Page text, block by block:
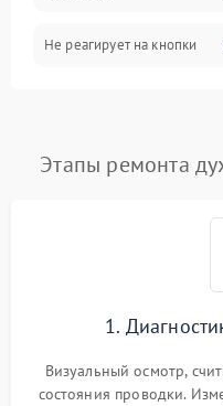
Не реагирует на кнопки
Этапы ремонта
1.
Визуальный осмотр,
состояния проводки.